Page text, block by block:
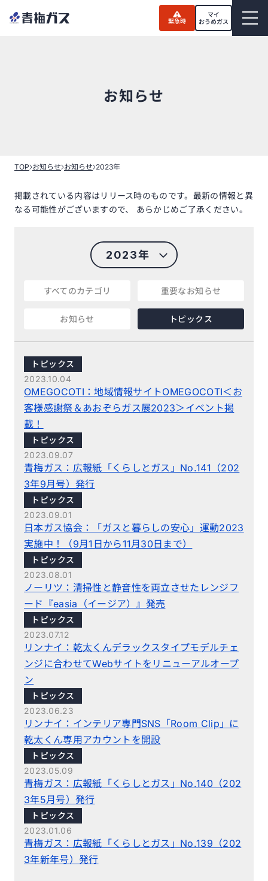
the
緊急時
マイ
おうめガス
お知らせ
TOP お知らせ お知らせ 2023年
掲載されている内容はリリース時のものです。最新の情報と異
なる可能性がございますので、 あらかじめご了承ください。
すべてのカテゴリ 重要なお知らせ
お知らせ トピックス
トピックス
2023.10.04
OMEGOCOTI：地域情報サイトOMEGOCOTI＜お
客様感謝祭＆あおぞらガス展2023＞イベント掲
載！
トピックス
2023.09.07
青梅ガス：広報紙「くらしとガス」No.141（202
3年9月号）発行
トピックス
2023.09.01
日本ガス協会：「ガスと暮らしの安心」運動2023
実施中！（9月1日から11月30日まで）
トピックス
2023.08.01
ノーリツ：清掃性と静音性を両立させたレンジフ
ード『easia（イージア）』発売
トピックス
2023.07.12
リンナイ：乾太くんデラックスタイプモデルチェ
ンジに合わせてWebサイトをリニューアルオープ
ン
トピックス
2023.06.23
リンナイ：インテリア専門SNS「Room Clip」に
乾太くん専用アカウントを開設
トピックス
2023.05.09
青梅ガス：広報紙「くらしとガス」No.140（202
3年5月号）発行
トピックス
2023.01.06
青梅ガス：広報紙「くらしとガス」No.139（202
3年新年号）発行